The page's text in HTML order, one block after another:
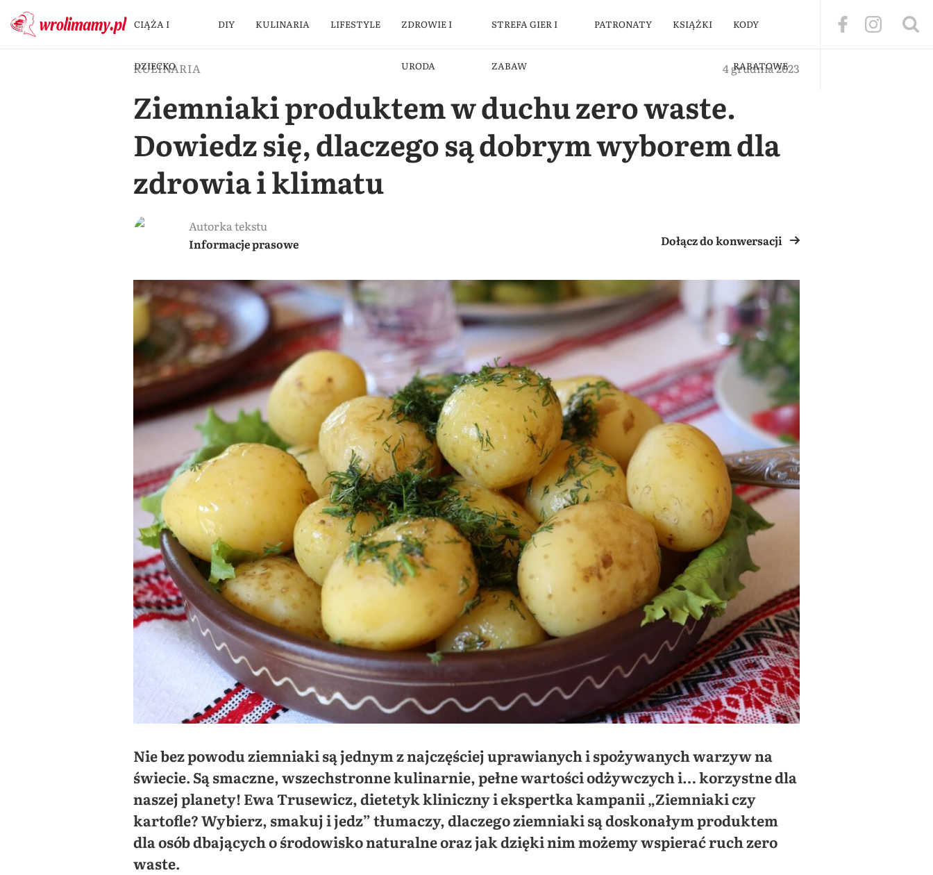
CIĄŻA I
DZIECKO
DIY KULINARIA LIFESTYLE ZDROWIE I
URODA
STREFA GIER I
ZABAW
PATRONATY KSIĄŻKI KODY
RABATOWE
KULINARIA 4 grudnia 2023
Ziemniaki produktem w duchu zero waste.
Dowiedz się, dlaczego są dobrym wyborem dla
zdrowia i klimatu
Autorka tekstu
Informacje prasowe
Dołącz do konwersacji
Nie bez powodu ziemniaki są jednym z najczęściej uprawianych i spożywanych warzyw na
świecie. Są smaczne, wszechstronne kulinarnie, pełne wartości odżywczych i… korzystne dla
naszej planety! Ewa Trusewicz, dietetyk kliniczny i ekspertka kampanii „Ziemniaki czy
kartofle? Wybierz, smakuj i jedz” tłumaczy, dlaczego ziemniaki są doskonałym produktem
dla osób dbających o środowisko naturalne oraz jak dzięki nim możemy wspierać ruch zero
waste.